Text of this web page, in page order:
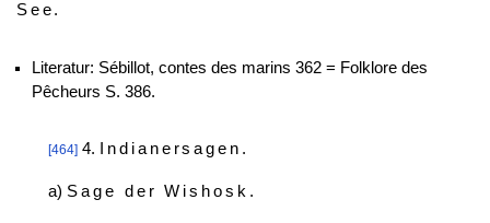
See.
Literatur: Sébillot, contes des marins 362 = Folklore des
Pêcheurs S. 386.
[464]4. Indianersagen .
a) Sage der Wishosk .